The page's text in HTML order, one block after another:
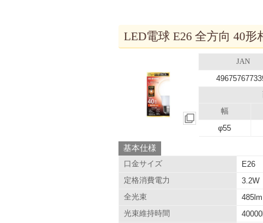
LED電球 E26 全方向 40
JAN
幅
φ55
基本仕様
口金サイズ E26
定格消費電力 3.2W
全光束 485lm
光束維持時間